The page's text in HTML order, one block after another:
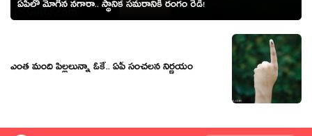
ఏపీలో మోగిన న‌గారా.. స్థానిక స‌మ‌రానికి రంగం రెడీ!
ఎంత మంది పిల్ల‌లున్నా ఓకే.. ఏపీ సంచ‌ల‌న నిర్ణ‌యం